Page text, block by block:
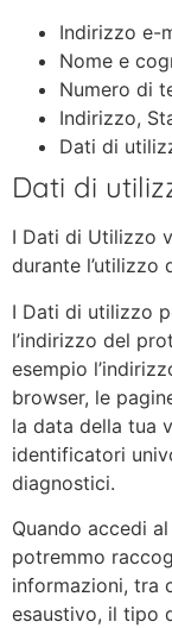
Indirizzo e-
Nome e
Numero di
Indirizzo,
Dati di
Dati di
I Dati di Utilizzo
durante l’utilizzo
I Dati di utilizzo
l’indirizzo del
esempio
browser, le
la data della tua
identificatori
diagnostici.
Quando accedi
potremmo
informazioni, tra
esaustivo, il tipo